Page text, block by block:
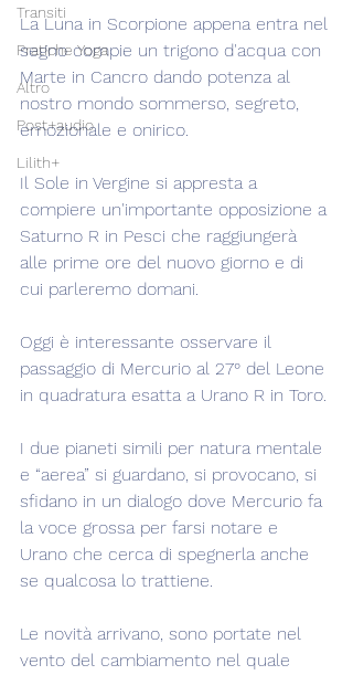
Transiti
Pratiche Yoga
Altro
Post+audio
Lilith+
La Luna in Scorpione appena entra nel
segno compie un trigono d'acqua con
Marte in Cancro dando potenza al
nostro mondo sommerso, segreto,
emozionale e onirico.
Il Sole in Vergine si appresta a
compiere un'importante opposizione a
Saturno R in Pesci che raggiungerà
alle prime ore del nuovo giorno e di
cui parleremo domani.
Oggi è interessante osservare il
passaggio di Mercurio al 27° del Leone
in quadratura esatta a Urano R in Toro.
I due pianeti simili per natura mentale
e “aerea” si guardano, si provocano, si
sfidano in un dialogo dove Mercurio fa
la voce grossa per farsi notare e
Urano che cerca di spegnerla anche
se qualcosa lo trattiene.
Le novità arrivano, sono portate nel
vento del cambiamento nel quale